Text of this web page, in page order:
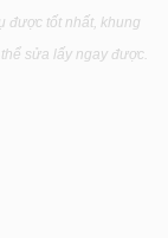
được tốt nhất, khung
sửa lấy ngay được.